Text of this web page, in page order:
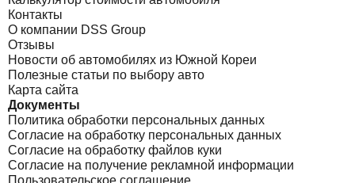
Контакты
О компании DSS Group
Отзывы
Новости об автомобилях из Южной Кореи
Полезные статьи по выбору авто
Карта сайта
Документы
Политика обработки персональных данных
Согласие на обработку персональных данных
Согласие на обработку файлов куки
Согласие на получение рекламной информации